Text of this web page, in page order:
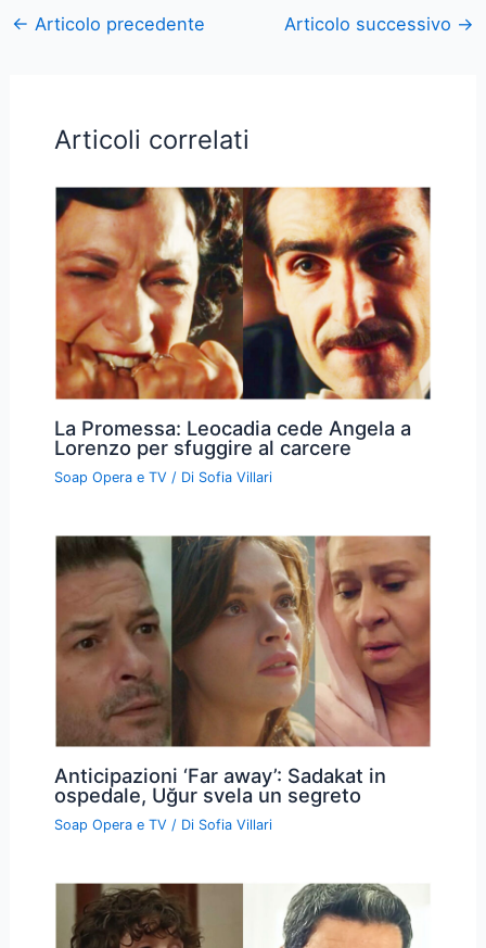
← Articolo precedente Articolo successivo →
Articoli correlati
La Promessa: Leocadia cede Angela a
Lorenzo per sfuggire al carcere
Soap Opera e TV / Di Sofia Villari
Anticipazioni ‘Far away’: Sadakat in
ospedale, Uğur svela un segreto
Soap Opera e TV / Di Sofia Villari